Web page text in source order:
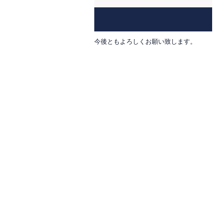
今後ともよろしくお願い致します。